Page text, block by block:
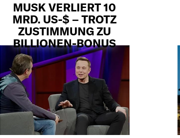
MUSK VERLIERT 10
MRD. US-$ – TROTZ
ZUSTIMMUNG ZU
BILLIONEN-BONUS